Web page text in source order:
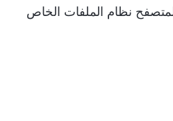
نظام الملفات الخاص